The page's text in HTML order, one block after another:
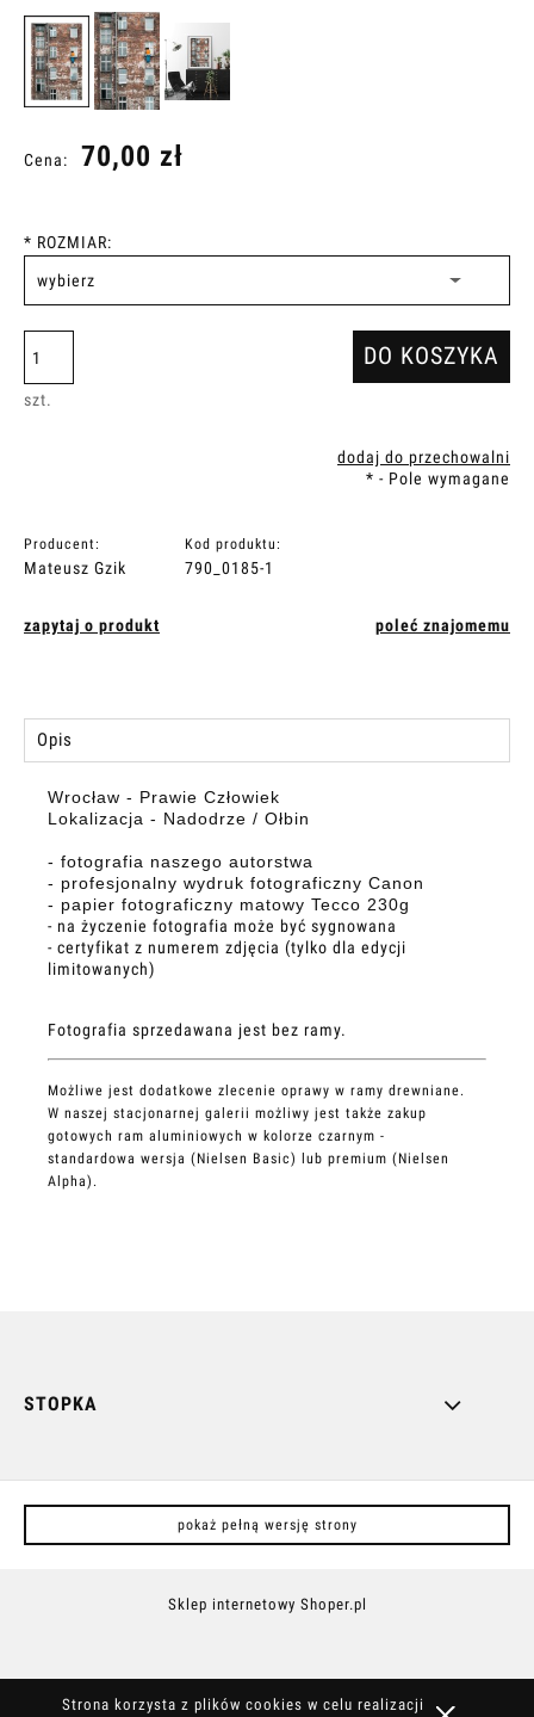
Strona korzysta z plików cookies w celu realizacji
Cena: 70,00 zł
* ROZMIAR:
szt.
DO KOSZYKA
dodaj do przechowalni
* - Pole wymagane
Producent:
Mateusz Gzik
Kod produktu:
790_0185-1
zapytaj o produkt poleć znajomemu
Opis
Wrocław - Prawie Człowiek
Lokalizacja - Nadodrze / Ołbin
- fotografia naszego autorstwa
- profesjonalny wydruk fotograficzny Canon
- papier fotograficzny matowy Tecco 230g
- na życzenie fotografia może być sygnowana
- certyfikat z numerem zdjęcia (tylko dla edycji
limitowanych)
Fotografia sprzedawana jest bez ramy.
Możliwe jest dodatkowe zlecenie oprawy w ramy drewniane.
W naszej stacjonarnej galerii możliwy jest także zakup
gotowych ram aluminiowych w kolorze czarnym -
standardowa wersja (Nielsen Basic) lub premium (Nielsen
Alpha).
STOPKA
pokaż pełną wersję strony
Sklep internetowy Shoper.pl